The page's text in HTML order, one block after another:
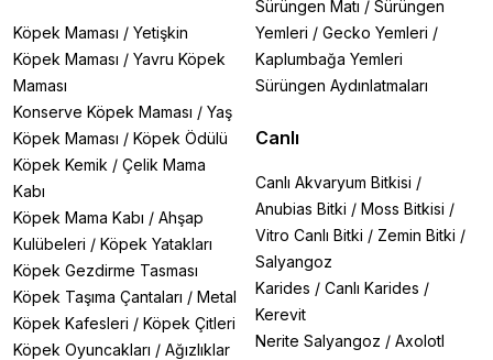
Köpek Maması / Yetişkin
Köpek Maması / Yavru Köpek
Maması
Konserve Köpek Maması / Yaş
Köpek Maması / Köpek Ödülü
Köpek Kemik / Çelik Mama
Kabı
Köpek Mama Kabı / Ahşap
Kulübeleri / Köpek Yatakları
Köpek Gezdirme Tasması
Köpek Taşıma Çantaları / Metal
Köpek Kafesleri / Köpek Çitleri
Köpek Oyuncakları / Ağızlıklar
Sürüngen Matı / Sürüngen
Yemleri / Gecko Yemleri /
Kaplumbağa Yemleri
Sürüngen Aydınlatmaları
Canlı
Canlı Akvaryum Bitkisi /
Anubias Bitki / Moss Bitkisi /
Vitro Canlı Bitki / Zemin Bitki /
Salyangoz
Karides / Canlı Karides /
Kerevit
Nerite Salyangoz / Axolotl